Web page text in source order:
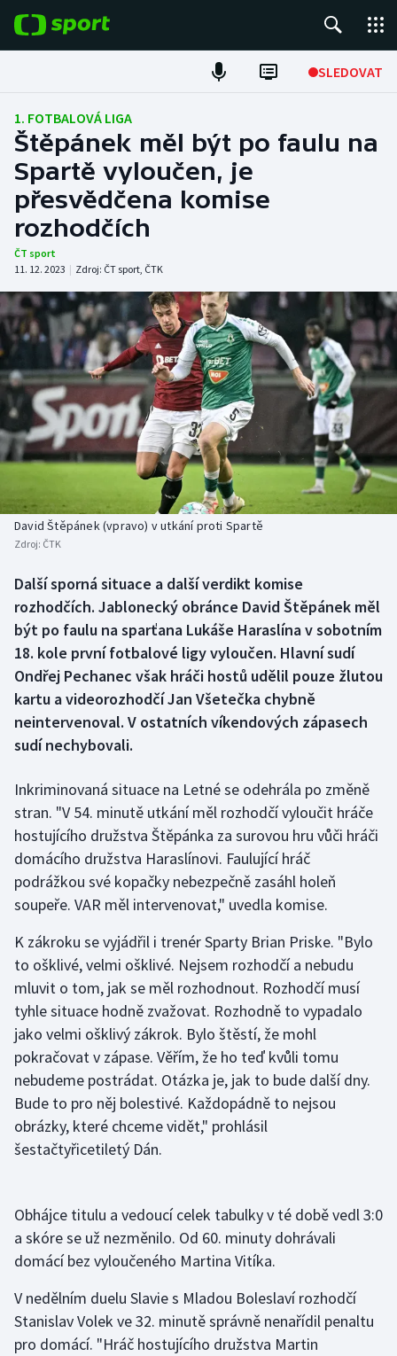
SLEDOVAT
Fotbal
Hokej
Tenis
Atletika
DALŠÍ SPORTY
Americký fotbal
Baseball a softbal
Basketbal
Boby a skeleton
Box
Curling
Dostihy
Florbal
Futsal
Golf
Gymnastika
Házená
Judo
Krasobruslení
Lezení
Lyže a snowboard
Moderní pětiboj
Olympijské hry
Parasport
Plavání
Plážový volejbal
NEPŘEHLÉDNĚTE
Soutěže
Historické návraty
Aplikace ČT sport
AZ kvíz
1. FOTBALOVÁ LIGA
Štěpánek měl být po faulu na
Spartě vyloučen, je
přesvědčena komise
rozhodčích
ČT sport
11. 12. 2023 | Zdroj: ČT sport, ČTK
David Štěpánek (vpravo) v utkání proti Spartě
Zdroj: ČTK
Další sporná situace a další verdikt komise
rozhodčích. Jablonecký obránce David Štěpánek měl
být po faulu na sparťana Lukáše Haraslína v sobotním
18. kole první fotbalové ligy vyloučen. Hlavní sudí
Ondřej Pechanec však hráči hostů udělil pouze žlutou
kartu a videorozhodčí Jan Všetečka chybně
neintervenoval. V ostatních víkendových zápasech
sudí nechybovali.
Inkriminovaná situace na Letné se odehrála po změně
stran. "V 54. minutě utkání měl rozhodčí vyloučit hráče
hostujícího družstva Štěpánka za surovou hru vůči hráči
domácího družstva Haraslínovi. Faulující hráč
podrážkou své kopačky nebezpečně zasáhl holeň
soupeře. VAR měl intervenovat," uvedla komise.
K zákroku se vyjádřil i trenér Sparty Brian Priske. "Bylo
to ošklivé, velmi ošklivé. Nejsem rozhodčí a nebudu
mluvit o tom, jak se měl rozhodnout. Rozhodčí musí
tyhle situace hodně zvažovat. Rozhodně to vypadalo
jako velmi ošklivý zákrok. Bylo štěstí, že mohl
pokračovat v zápase. Věřím, že ho teď kvůli tomu
nebudeme postrádat. Otázka je, jak to bude další dny.
Bude to pro něj bolestivé. Každopádně to nejsou
obrázky, které chceme vidět," prohlásil
šestačtyřicetiletý Dán.
Obhájce titulu a vedoucí celek tabulky v té době vedl 3:0
a skóre se už nezměnilo. Od 60. minuty dohrávali
domácí bez vyloučeného Martina Vitíka.
V nedělním duelu Slavie s Mladou Boleslaví rozhodčí
Stanislav Volek ve 32. minutě správně nenařídil penaltu
pro domácí. "Hráč hostujícího družstva Martin